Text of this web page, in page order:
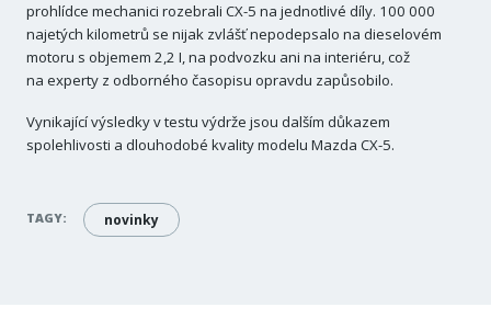
prohlídce mechanici rozebrali CX-5 na jednotlivé díly. 100 000
najetých kilometrů se nijak zvlášť nepodepsalo na dieselovém
motoru s objemem 2,2 I, na podvozku ani na interiéru, což
na experty z odborného časopisu opravdu zapůsobilo.
Vynikající výsledky v testu výdrže jsou dalším důkazem
spolehlivosti a dlouhodobé kvality modelu Mazda CX-5.
TAGY: novinky